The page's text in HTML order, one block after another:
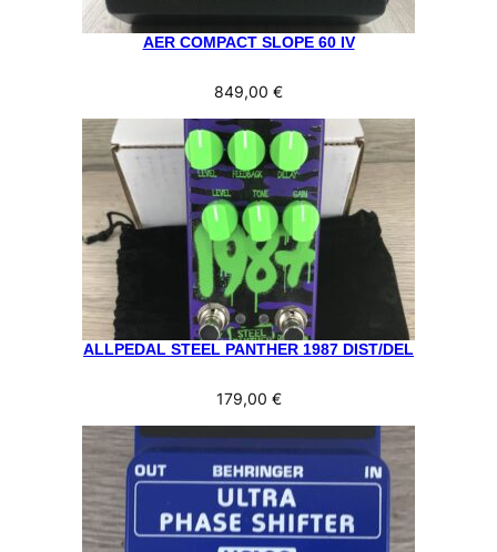
AER COMPACT SLOPE 60 IV
849,00 €
ALLPEDAL STEEL PANTHER 1987 DIST/DEL
179,00 €